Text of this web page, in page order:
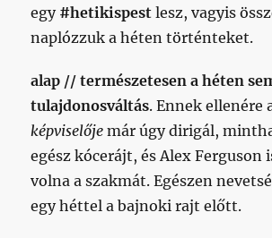
egy #hetikispest lesz, vagyis
naplózzuk a héten történteket.
alap // természetesen a héten
tulajdonosváltás. Ennek ellenére
képviselője már úgy dirigál,
egész kócerájt, és Alex Ferguson
volna a szakmát. Egészen
egy héttel a bajnoki rajt előtt.